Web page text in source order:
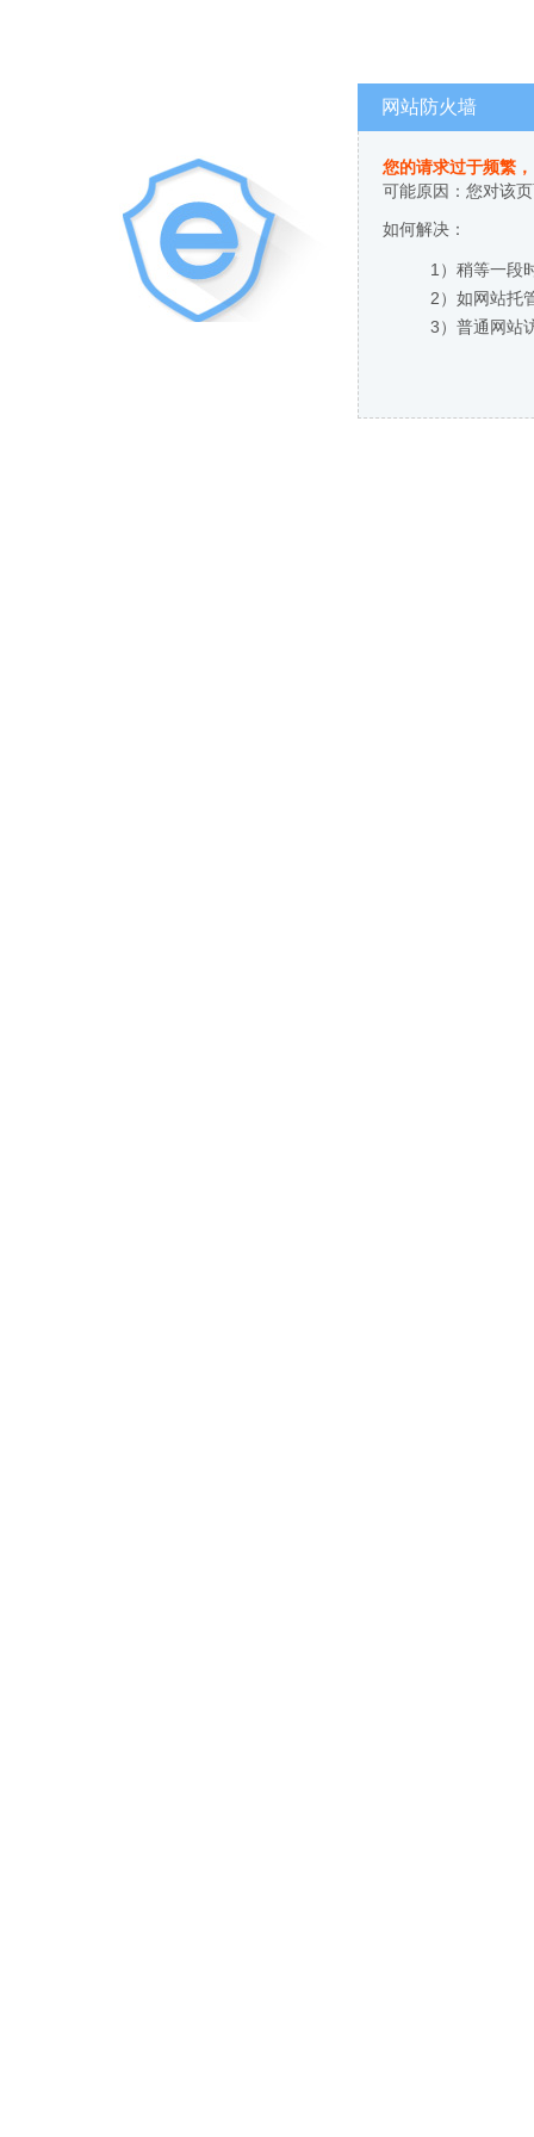
网站防火墙
您的请求过于频繁
可能原因：您对该
如何解决：
1）稍等一段
2）如网站托
3）普通网站